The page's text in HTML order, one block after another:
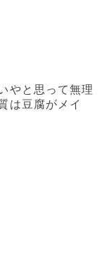
やと思って無理
は豆腐がメイ